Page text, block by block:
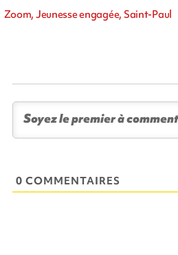
Zoom, Jeunesse engagée, Saint-Paul
0 COMMENTAIRES